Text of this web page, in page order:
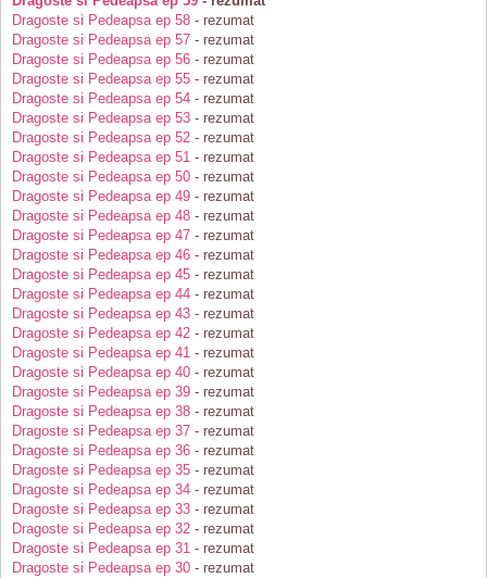
Dragoste si Pedeapsa ep 58 - rezumat
Dragoste si Pedeapsa ep 57 - rezumat
Dragoste si Pedeapsa ep 56 - rezumat
Dragoste si Pedeapsa ep 55 - rezumat
Dragoste si Pedeapsa ep 54 - rezumat
Dragoste si Pedeapsa ep 53 - rezumat
Dragoste si Pedeapsa ep 52 - rezumat
Dragoste si Pedeapsa ep 51 - rezumat
Dragoste si Pedeapsa ep 50 - rezumat
Dragoste si Pedeapsa ep 49 - rezumat
Dragoste si Pedeapsa ep 48 - rezumat
Dragoste si Pedeapsa ep 47 - rezumat
Dragoste si Pedeapsa ep 46 - rezumat
Dragoste si Pedeapsa ep 45 - rezumat
Dragoste si Pedeapsa ep 44 - rezumat
Dragoste si Pedeapsa ep 43 - rezumat
Dragoste si Pedeapsa ep 42 - rezumat
Dragoste si Pedeapsa ep 41 - rezumat
Dragoste si Pedeapsa ep 40 - rezumat
Dragoste si Pedeapsa ep 39 - rezumat
Dragoste si Pedeapsa ep 38 - rezumat
Dragoste si Pedeapsa ep 37 - rezumat
Dragoste si Pedeapsa ep 36 - rezumat
Dragoste si Pedeapsa ep 35 - rezumat
Dragoste si Pedeapsa ep 34 - rezumat
Dragoste si Pedeapsa ep 33 - rezumat
Dragoste si Pedeapsa ep 32 - rezumat
Dragoste si Pedeapsa ep 31 - rezumat
Dragoste si Pedeapsa ep 30 - rezumat